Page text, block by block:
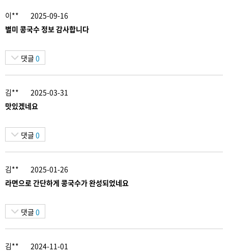
이**
2025-09-16
별미 콩국수 정보 감사합니다
댓글 0
김**
2025-03-31
맛있겠네요
댓글 0
김**
2025-01-26
라면으로 간단하게 콩국수가 완성되었네요
댓글 0
김**
2024-11-01